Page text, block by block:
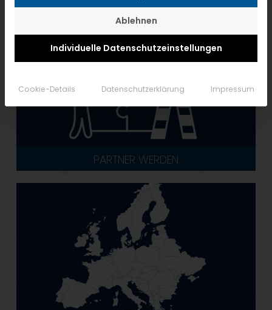
PARTNER WERDEN
Ablehnen
Individuelle Datenschutzeinstellungen
Cookie-Details Datenschutzerklärung Impressum